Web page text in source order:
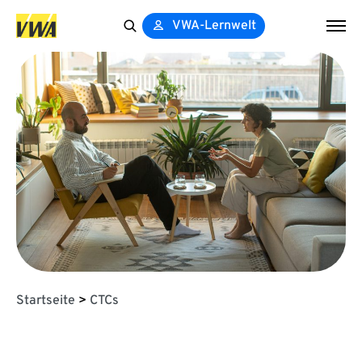
for:
VWA-Lernwelt
Startseite > CTCs